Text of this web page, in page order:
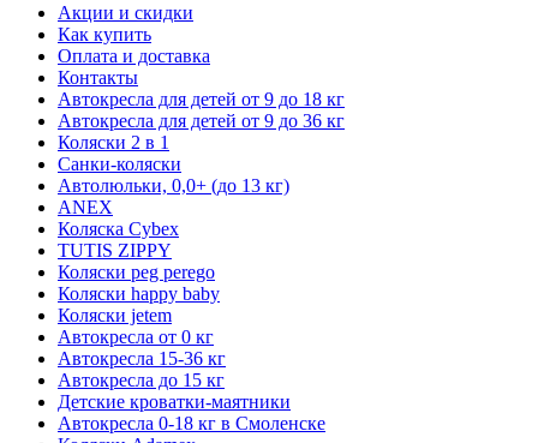
Акции и скидки
Как купить
Оплата и доставка
Контакты
Автокресла для детей от 9 до 18 кг
Автокресла для детей от 9 до 36 кг
Коляски 2 в 1
Санки-коляски
Автолюльки, 0,0+ (до 13 кг)
ANEX
Коляска Cybex
TUTIS ZIPPY
Коляски peg perego
Коляски happy baby
Коляски jetem
Автокресла от 0 кг
Автокресла 15-36 кг
Автокресла до 15 кг
Детские кроватки-маятники
Автокресла 0-18 кг в Смоленске